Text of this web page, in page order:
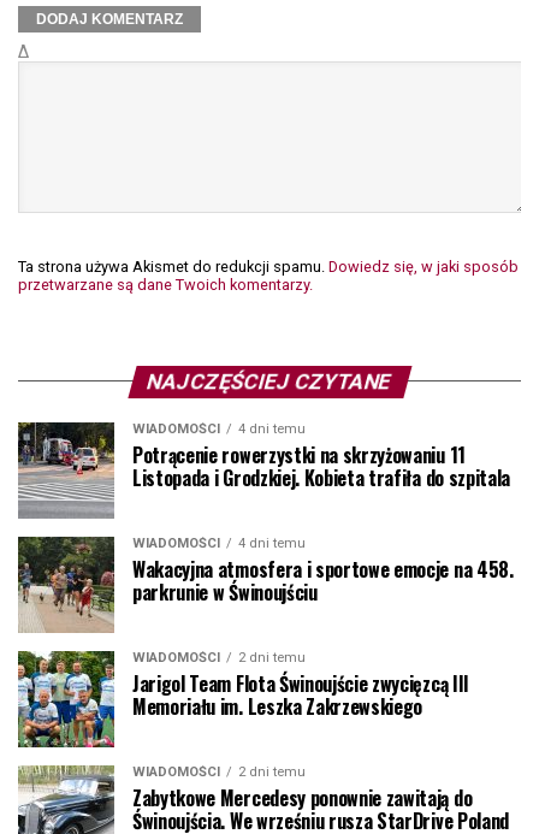
Δ
Ta strona używa Akismet do redukcji spamu. Dowiedz się, w jaki sposób
przetwarzane są dane Twoich komentarzy.
NAJCZĘŚCIEJ CZYTANE
WIADOMOŚCI 4 dni temu
Potrącenie rowerzystki na skrzyżowaniu 11
Listopada i Grodzkiej. Kobieta trafiła do szpitala
WIADOMOŚCI 4 dni temu
Wakacyjna atmosfera i sportowe emocje na 458.
parkrunie w Świnoujściu
WIADOMOŚCI 2 dni temu
Jarigol Team Flota Świnoujście zwycięzcą III
Memoriału im. Leszka Zakrzewskiego
WIADOMOŚCI 2 dni temu
Zabytkowe Mercedesy ponownie zawitają do
Świnoujścia. We wrześniu rusza StarDrive Poland